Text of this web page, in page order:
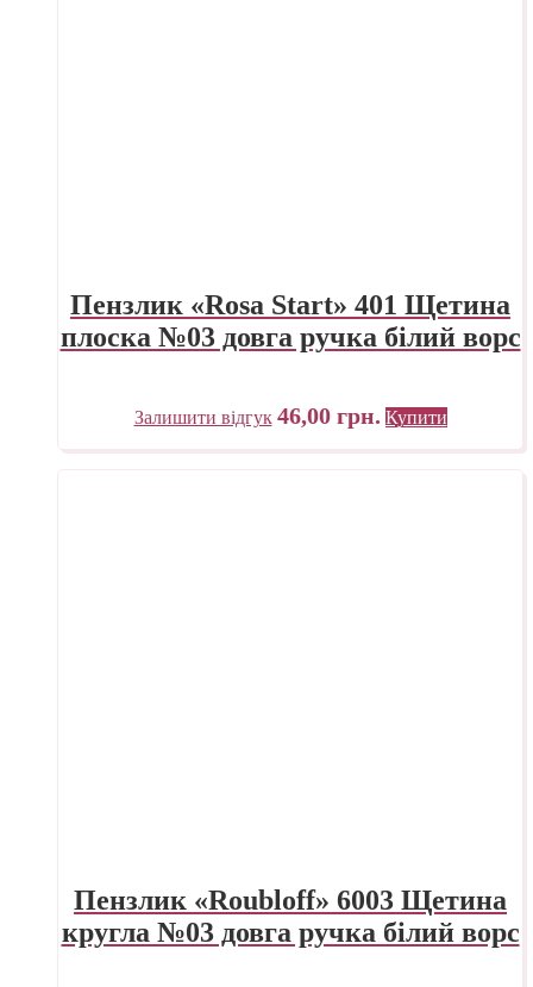
Пензлик «Rosa Start» 401 Щетина
плоска №03 довга ручка білий ворс
Залишити відгук 46,00 грн. Купити
Пензлик «Roubloff» 6003 Щетина
кругла №03 довга ручка білий ворс